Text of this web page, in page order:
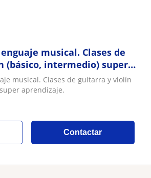
musical. Clases de
(básico, intermedio) super
musical. Clases de guitarra y violín
aprendizaje.
Contactar